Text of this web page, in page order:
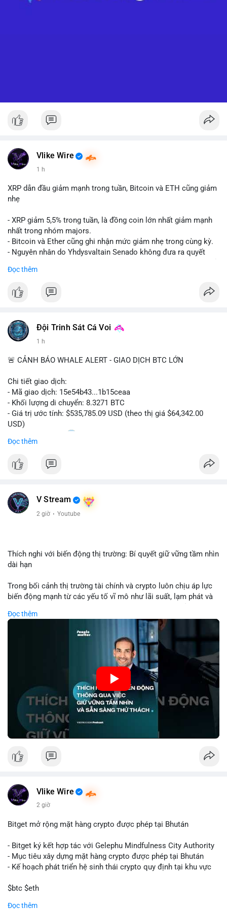
Vlike Wire
1 h
XRP dẫn đầu giảm mạnh trong tuần, Bitcoin và ETH cũng giảm
nhẹ
- XRP giảm 5,5% trong tuần, là đồng coin lớn nhất giảm mạnh
nhất trong nhóm majors.
- Bitcoin và Ether cũng ghi nhận mức giảm nhẹ trong cùng kỳ.
- Nguyên nhân do Yhdysvaltain Senado không đưa ra quyết
hè, đẩy việc thảo luận sang tháng 9.
XRP và Ripple, ảnh hưởng đến tâm lý nhà đầu tư.
#ripple
📰 Nguồn: CoinDesk
Đọc thêm
Đội Trinh Sát Cá Voi
1 h
🚨 CẢNH BÁO WHALE ALERT - GIAO DỊCH BTC LỚN
Chi tiết giao dịch:
- Mã giao dịch: 15e54b43...1b15ceaa
- Khối lượng di chuyển: 8.3271 BTC
- Giá trị ước tính: $535,785.09 USD (theo thị giá $64,342.00
USD)
- Thời gian: 04:20
Nhận định phân tích: Giao dịch 8.3271 BTC trị giá hơn nửa triệu
USD được thực hiện trong khung giờ sáng sớm, cho thấy dấu
đủ tạo áp lực bán trực tiếp lên thị trường nhưng phản ánh tâm
lý thận trọng của cá voi. Nếu dòng tiền này hướng về ví sàn
của BTC.
tương tự trong 24 giờ tới để xác nhận xu hướng. Không nên
hành động vội vàng dựa trên một giao dịch đơn lẻ, hãy ưu tiên
#giaodichlon
#tamlycavoi
Đọc thêm
V Stream
2 giờ · Youtube
Thích nghi với biến động thị trường: Bí quyết giữ vững tầm nhìn
dài hạn
Trong bối cảnh thị trường tài chính và crypto luôn chịu áp lực
biến động mạnh từ các yếu tố vĩ mô như lãi suất, lạm phát và
chìa khóa để đầu tư viên vượt qua giai đoạn không chắc chắn.
Thay vì phản ứng cảm xúc với những dao động ngắn hạn, các
nhà đầu tư thành công thường tập trung vào nguyên tắc cơ
bản, phân배 tài sản hợp lý và kiên持 theo kế hoạch đã định.
Điều này không chỉ giúp giảm rủi ro mà còn tạo điều kiện để
tận dụng cơ hội khi thị trường phục hồi.
🎥 Xem video trực tiếp tại:
Nguồn: VIETSUCCESS
Đọc thêm
Vlike Wire
2 giờ
Bitget mở rộng mặt hàng crypto được phép tại Bhután
- Bitget ký kết hợp tác với Gelephu Mindfulness City Authority
- Mục tiêu xây dựng mặt hàng crypto được phép tại Bhután
- Kế hoạch phát triển hệ sinh thái crypto quy định tại khu vực
$btc $eth
Đọc thêm